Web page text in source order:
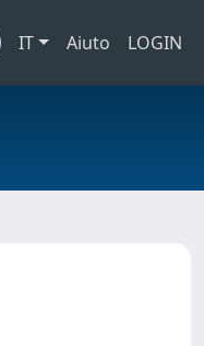
IT Aiuto LOGIN